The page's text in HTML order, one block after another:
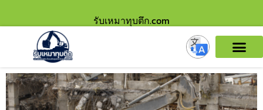
รับเหมาทุบตึก.com